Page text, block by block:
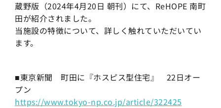
蔵野版（2024年4月20日 朝刊）にて、ReHOPE 南町
田が紹介されました。
当施設の特徴について、詳しく触れていただいてい
ます。
■東京新聞 町田に『ホスピス型住宅』 22日オー
プン
https://www.tokyo-np.co.jp/article/322425